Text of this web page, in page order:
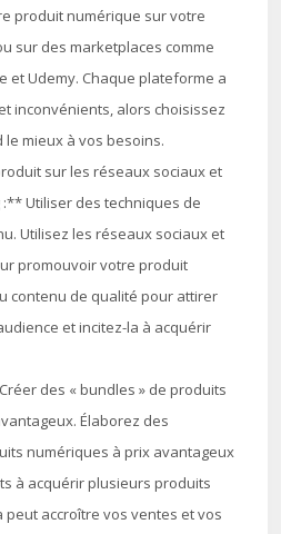
produit numérique sur votre
sur des marketplaces comme
et Udemy. Chaque plateforme a
inconvénients, alors choisissez
mieux à vos besoins.
sur les réseaux sociaux et
Utiliser des techniques de
Utilisez les réseaux sociaux et
promouvoir votre produit
contenu de qualité pour attirer
et incitez-la à acquérir
des « bundles » de produits
Élaborez des
numériques à prix avantageux
à acquérir plusieurs produits
peut accroître vos ventes et vos